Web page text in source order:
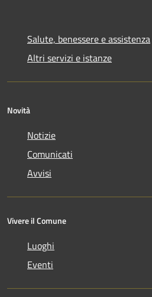
Salute, benessere e assistenza
Altri servizi e istanze
Novità
Notizie
Comunicati
Avvisi
Vivere il Comune
Luoghi
Eventi